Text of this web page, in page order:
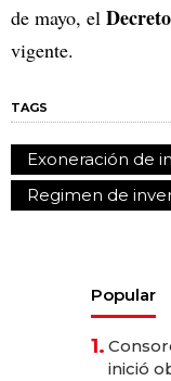
de mayo, el
vigente.
TAGS
Exoneración de
Regimen de
Popular
1.
inició